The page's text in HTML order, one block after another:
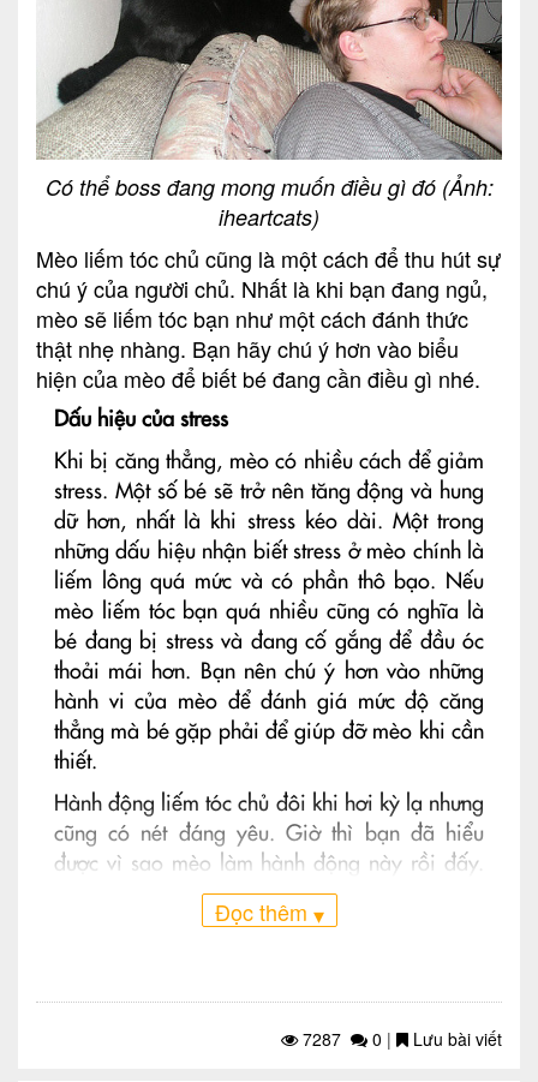
Có thể boss đang mong muốn điều gì đó (Ảnh:
iheartcats)
Mèo liếm tóc chủ cũng là một cách để thu hút sự
chú ý của người chủ. Nhất là khi bạn đang ngủ,
mèo sẽ liếm tóc bạn như một cách đánh thức
thật nhẹ nhàng. Bạn hãy chú ý hơn vào biểu
hiện của mèo để biết bé đang cần điều gì nhé.
Dấu hiệu của stress
Khi bị căng thẳng, mèo có nhiều cách để giảm
stress. Một số bé sẽ trở nên tăng động và hung
dữ hơn, nhất là khi stress kéo dài. Một trong
những dấu hiệu nhận biết stress ở mèo chính là
liếm lông quá mức và có phần thô bạo. Nếu
mèo liếm tóc bạn quá nhiều cũng có nghĩa là
bé đang bị stress và đang cố gắng để đầu óc
thoải mái hơn. Bạn nên chú ý hơn vào những
hành vi của mèo để đánh giá mức độ căng
thẳng mà bé gặp phải để giúp đỡ mèo khi cần
thiết.
Hành động liếm tóc chủ đôi khi hơi kỳ lạ nhưng
cũng có nét đáng yêu. Giờ thì bạn đã hiểu
được vì sao mèo làm hành động này rồi đấy.
Bạn có thích hành động này của boss? Cùng
chia sẻ bên dưới nào!Đọc thêm ▾
7287 0 | Lưu bài viết